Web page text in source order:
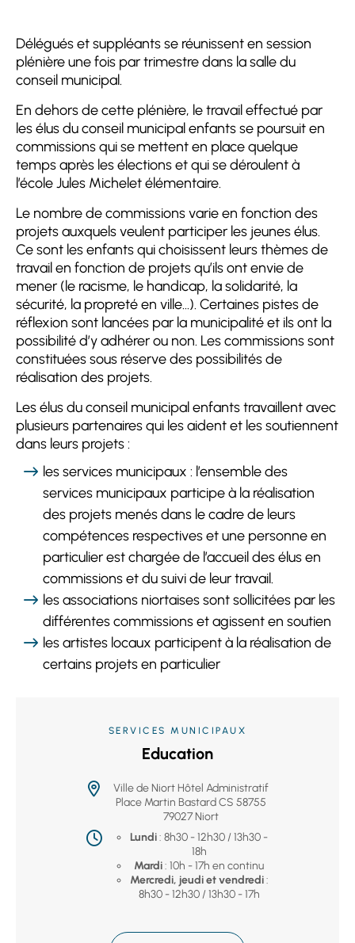
Délégués et suppléants se réunissent en session
plénière une fois par trimestre dans la salle du
conseil municipal.
En dehors de cette plénière, le travail effectué par
les élus du conseil municipal enfants se poursuit en
commissions qui se mettent en place quelque
temps après les élections et qui se déroulent à
l’école Jules Michelet élémentaire.
Le nombre de commissions varie en fonction des
projets auxquels veulent participer les jeunes élus.
Ce sont les enfants qui choisissent leurs thèmes de
travail en fonction de projets qu’ils ont envie de
mener (le racisme, le handicap, la solidarité, la
sécurité, la propreté en ville...). Certaines pistes de
réflexion sont lancées par la municipalité et ils ont la
possibilité d’y adhérer ou non. Les commissions sont
constituées sous réserve des possibilités de
réalisation des projets.
Les élus du conseil municipal enfants travaillent avec
plusieurs partenaires qui les aident et les soutiennent
dans leurs projets :
les services municipaux : l’ensemble des
services municipaux participe à la réalisation
des projets menés dans le cadre de leurs
compétences respectives et une personne en
particulier est chargée de l’accueil des élus en
commissions et du suivi de leur travail.
les associations niortaises sont sollicitées par les
différentes commissions et agissent en soutien
les artistes locaux participent à la réalisation de
certains projets en particulier
SERVICES MUNICIPAUX
Education
Ville de Niort Hôtel Administratif
Place Martin Bastard CS 58755
79027 Niort
Lundi: 8h30 - 12h30 / 13h30 -
18h
Mardi: 10h - 17h en continu
Mercredi, jeudi et vendredi:
8h30 - 12h30 / 13h30 - 17h